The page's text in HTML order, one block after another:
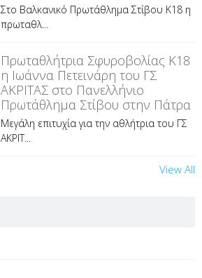
Στο Βαλκανικό Πρωτάθλημα Στίβου Κ18 η
πρωταθλ...
Πρωταθλήτρια Σφυροβολίας Κ18
η Ιωάννα Πετεινάρη του ΓΣ
ΑΚΡΙΤΑΣ στο Πανελλήνιο
Πρωτάθλημα Στίβου στην Πάτρα
Μεγάλη επιτυχία για την αθλήτρια του ΓΣ
ΑΚΡΙΤ...
View All